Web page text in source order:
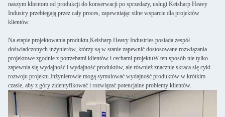
naszym klientom.od produkcji do konserwacji po sprzedaży, usługi Keisharp Heavy
Industry przebiegają przez cały proces, zapewniając silne wsparcie dla projektów
klientów.
Na etapie projektowania produktu,Keisharp Heavy Industries posiada zespół
doświadczonych inżynierów, którzy są w stanie zapewnić dostosowane rozwiązania
projektowe zgodnie z potrzebami klientów i cechami projektuW ten sposób nie tylko
zapewnia się wydajność i wydajność produktów, ale również znacznie skraca się cykl
rozwoju projektu.Inżynierowie mogą symulować wydajność produktów w krótkim
czasie, aby z góry zidentyfikować i rozwiązać potencjalne problemy klientów.